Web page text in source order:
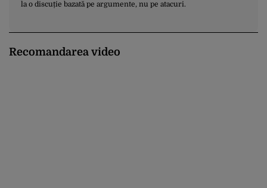
la o discuție bazată pe argumente, nu pe atacuri.
Recomandarea video